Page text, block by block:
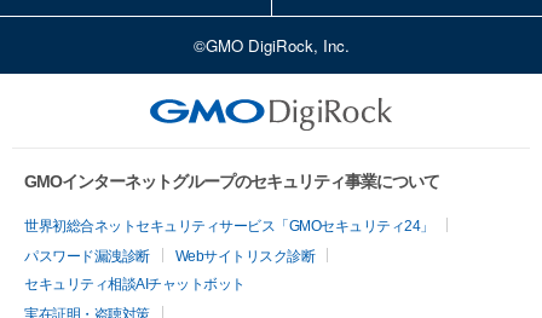
©GMO DigiRock, Inc.
GMOインターネットグループのセキュリティ事業について
世界初総合ネットセキュリティサービス「GMOセキュリティ24」
パスワード漏洩診断
Webサイトリスク診断
セキュリティ相談AIチャットボット
実在証明・盗聴対策